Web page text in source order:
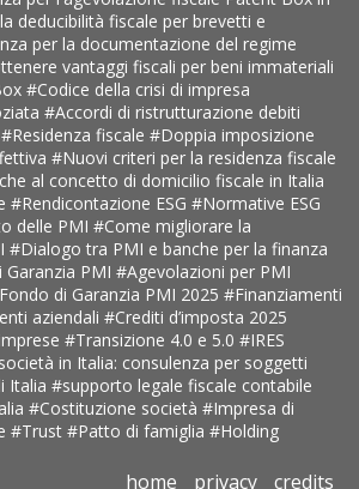
deducibilità fiscale per brevetti e
per la documentazione del regime
vantaggi fiscali per beni immateriali
#Codice della crisi di impresa
#Accordi di ristrutturazione debiti
#Residenza fiscale#Doppia imposizione
#Nuovi criteri per la residenza fiscale
al concetto di domicilio fiscale in Italia
#Rendicontazione ESG#Normative ESG
delle PMI#Come migliorare la
#Dialogo tra PMI e banche per la finanza
Garanzia PMI#Agevolazioni per PMI
di Garanzia PMI 2025#Finanziamenti
aziendali#Crediti d’imposta 2025
#Transizione 4.0 e 5.0#IRES
in Italia: consulenza per soggetti
Italia#supporto legale fiscale contabile
#Costituzione società#Impresa di
#Trust#Patto di famiglia#Holding
home privacy credits